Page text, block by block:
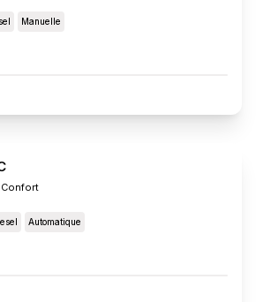
Manuelle
Confort
Automatique